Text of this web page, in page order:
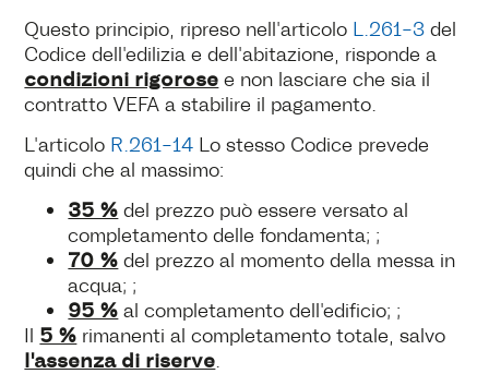
Questo principio, ripreso nell'articolo L.261-3 del
Codice dell'edilizia e dell'abitazione, risponde a
condizioni rigorose e non lasciare che sia il
contratto VEFA a stabilire il pagamento.
L'articolo R.261-14 Lo stesso Codice prevede
quindi che al massimo:
35 % del prezzo può essere versato al
completamento delle fondamenta; ;
70 % del prezzo al momento della messa in
acqua; ;
95 % al completamento dell'edificio; ;
Il 5 % rimanenti al completamento totale, salvo
l'assenza di riserve